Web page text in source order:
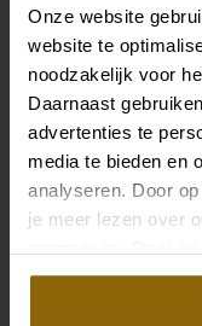
Onze website
website te
noodzakelijk voor
Daarnaast
advertenties te
media te bieden en
analyseren. Door op
je meer lezen over
akkoord met het
Die perfekten
Hochzeitskleid,
Ohrringe, die
ein
Haarnadel für
mit passenden
großen
und Bräutigam
deinem Kleid oder